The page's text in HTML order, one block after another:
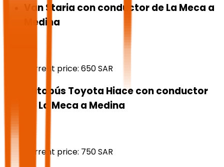
Van Staria con conductor de La Meca a
Medina
Current price: 650SAR
Autobús Toyota Hiace con conductor
de La Meca a Medina
Current price: 750SAR